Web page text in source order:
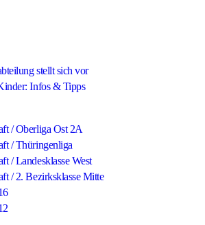
stellt sich vor
Infos & Tipps
/ Oberliga Ost 2A
/ Thüringenliga
/ Landesklasse West
/ 2. Bezirksklasse Mitte